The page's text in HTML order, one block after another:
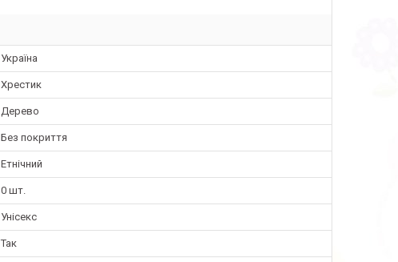
Україна
Хрестик
Дерево
Без покриття
Етнічний
0 шт.
Унісекс
Так